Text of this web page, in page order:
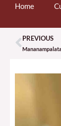
Home
Prev
PREVIOUS